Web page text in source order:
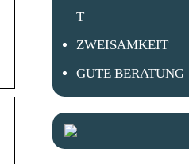
T
ZWEISAMKEIT
GUTE BERATUNG